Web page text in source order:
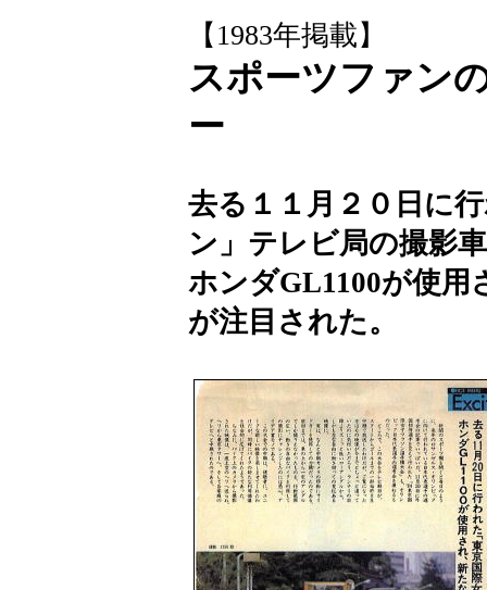
【 1983年掲載 】
スポーツファン
ー
去る１１月２０日に
ン」テレビ局の撮影
ホンダGL1100が使用
が注目された。